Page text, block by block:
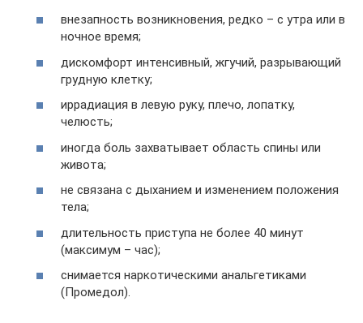
внезапность возникновения, редко – с утра или в
ночное время;
дискомфорт интенсивный, жгучий, разрывающий
грудную клетку;
иррадиация в левую руку, плечо, лопатку,
челюсть;
иногда боль захватывает область спины или
живота;
не связана с дыханием и изменением положения
тела;
длительность приступа не более 40 минут
(максимум – час);
снимается наркотическими анальгетиками
(Промедол).